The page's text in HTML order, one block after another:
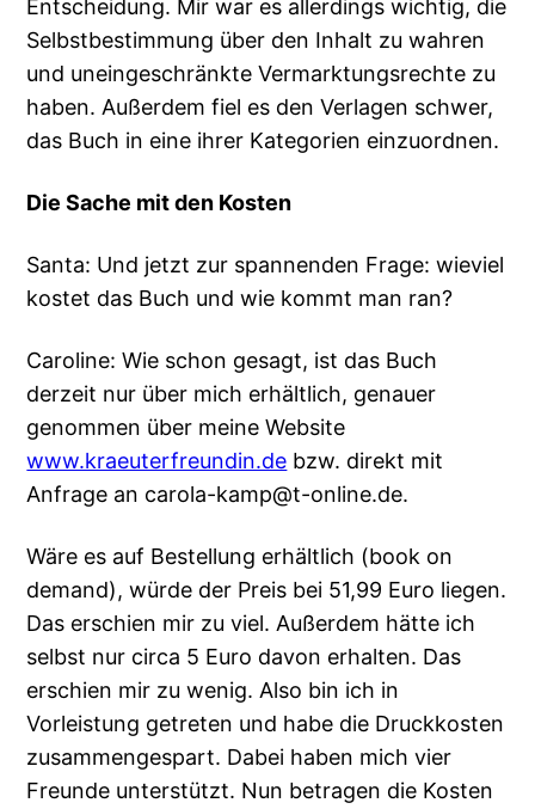
Entscheidung. Mir war es allerdings wichtig, die
Selbstbestimmung über den Inhalt zu wahren
und uneingeschränkte Vermarktungsrechte zu
haben. Außerdem fiel es den Verlagen schwer,
das Buch in eine ihrer Kategorien einzuordnen.
Die Sache mit den Kosten
Santa: Und jetzt zur spannenden Frage: wieviel
kostet das Buch und wie kommt man ran?
Caroline: Wie schon gesagt, ist das Buch
derzeit nur über mich erhältlich, genauer
genommen über meine Website
www.kraeuterfreundin.de bzw. direkt mit
Anfrage an carola-kamp@t-online.de.
Wäre es auf Bestellung erhältlich (book on
demand), würde der Preis bei 51,99 Euro liegen.
Das erschien mir zu viel. Außerdem hätte ich
selbst nur circa 5 Euro davon erhalten. Das
erschien mir zu wenig. Also bin ich in
Vorleistung getreten und habe die Druckkosten
zusammengespart. Dabei haben mich vier
Freunde unterstützt. Nun betragen die Kosten